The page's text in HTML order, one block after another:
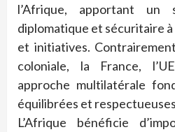
l’Afrique, apportant un
diplomatique et sécuritaire
et initiatives.
coloniale, la France,
approche multilatérale
équilibrées et
L’Afrique bénéficie